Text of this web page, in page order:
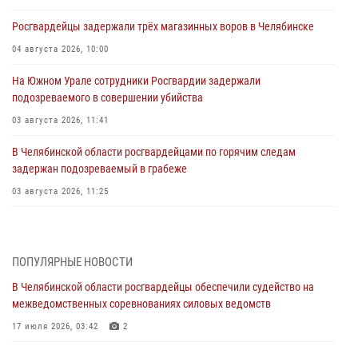
Росгвардейцы задержали трёх магазинных воров в Челябинске
04 августа 2026, 10:00
На Южном Урале сотрудники Росгвардии задержали
подозреваемого в совершении убийства
03 августа 2026, 11:41
В Челябинской области росгвардейцами по горячим следам
задержан подозреваемый в грабеже
03 августа 2026, 11:25
03 августа 2026, 09:22 1
Авиация Росгвардии совершила более 250 санитарных вылетов в
Донецкой Народной Республике
31 июля 2026, 11:33
ПОПУЛЯРНЫЕ НОВОСТИ
В Челябинской области росгвардейцы обеспечили судейство на
межведомственных соревнованиях силовых ведомств
17 июля 2026, 03:42 2